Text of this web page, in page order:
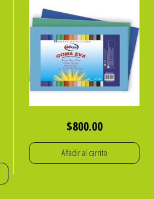
$800.00
Añadir al carrito